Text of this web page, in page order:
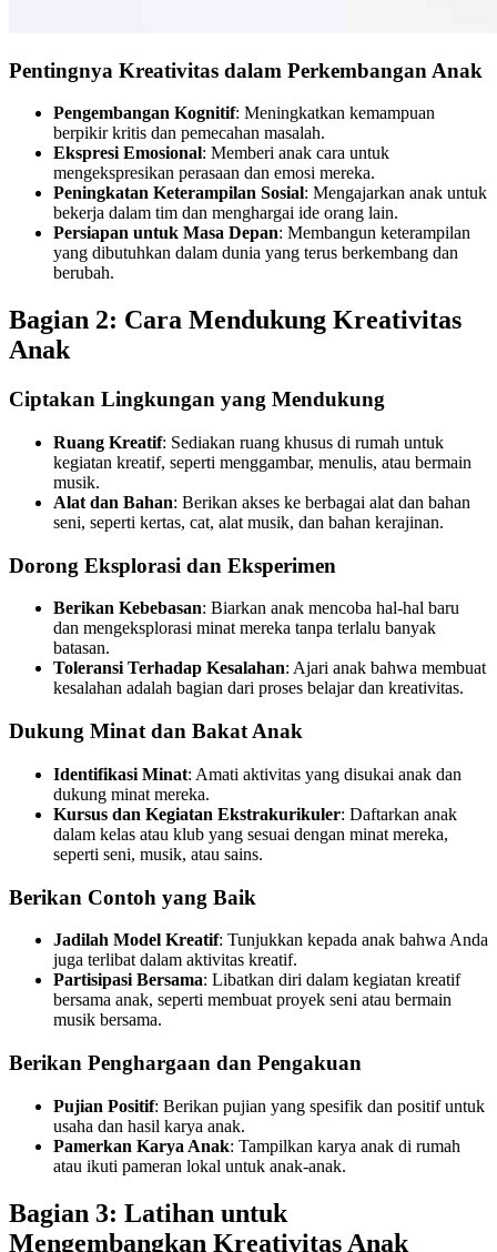
Pentingnya Kreativitas dalam Perkembangan Anak
Pengembangan Kognitif: Meningkatkan kemampuan
berpikir kritis dan pemecahan masalah.
Ekspresi Emosional: Memberi anak cara untuk
mengekspresikan perasaan dan emosi mereka.
Peningkatan Keterampilan Sosial: Mengajarkan anak untuk
bekerja dalam tim dan menghargai ide orang lain.
Persiapan untuk Masa Depan: Membangun keterampilan
yang dibutuhkan dalam dunia yang terus berkembang dan
berubah.
Bagian 2: Cara Mendukung Kreativitas
Anak
Ciptakan Lingkungan yang Mendukung
Ruang Kreatif: Sediakan ruang khusus di rumah untuk
kegiatan kreatif, seperti menggambar, menulis, atau bermain
musik.
Alat dan Bahan: Berikan akses ke berbagai alat dan bahan
seni, seperti kertas, cat, alat musik, dan bahan kerajinan.
Dorong Eksplorasi dan Eksperimen
Berikan Kebebasan: Biarkan anak mencoba hal-hal baru
dan mengeksplorasi minat mereka tanpa terlalu banyak
batasan.
Toleransi Terhadap Kesalahan: Ajari anak bahwa membuat
kesalahan adalah bagian dari proses belajar dan kreativitas.
Dukung Minat dan Bakat Anak
Identifikasi Minat: Amati aktivitas yang disukai anak dan
dukung minat mereka.
Kursus dan Kegiatan Ekstrakurikuler: Daftarkan anak
dalam kelas atau klub yang sesuai dengan minat mereka,
seperti seni, musik, atau sains.
Berikan Contoh yang Baik
Jadilah Model Kreatif: Tunjukkan kepada anak bahwa Anda
juga terlibat dalam aktivitas kreatif.
Partisipasi Bersama: Libatkan diri dalam kegiatan kreatif
bersama anak, seperti membuat proyek seni atau bermain
musik bersama.
Berikan Penghargaan dan Pengakuan
Pujian Positif: Berikan pujian yang spesifik dan positif untuk
usaha dan hasil karya anak.
Pamerkan Karya Anak: Tampilkan karya anak di rumah
atau ikuti pameran lokal untuk anak-anak.
Bagian 3: Latihan untuk
Mengembangkan Kreativitas Anak